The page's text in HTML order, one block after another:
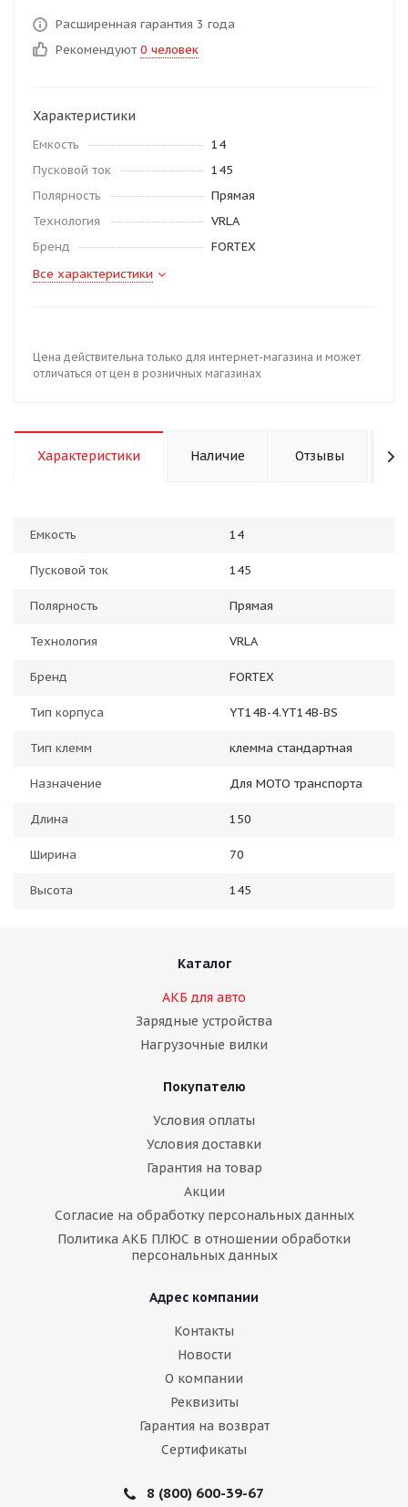
Расширенная гарантия 3 года
Рекомендуют 0 человек
Характеристики
Емкость
14
Пусковой ток
145
Полярность
Прямая
Технология
VRLA
Бренд
FORTEX
Все характеристики
Цена действительна только для интернет-магазина и может
отличаться от цен в розничных магазинах
Характеристики Наличие Отзывы
Емкость 14
Пусковой ток 145
Полярность Прямая
Технология VRLA
Бренд FORTEX
Тип корпуса YT14B-4.YT14B-BS
Тип клемм клемма стандартная
Назначение Для МОТО транспорта
Длина 150
Ширина 70
Высота 145
Каталог
АКБ для авто
Зарядные устройства
Нагрузочные вилки
Покупателю
Условия оплаты
Условия доставки
Гарантия на товар
Акции
Согласие на обработку персональных данных
Политика АКБ ПЛЮС в отношении обработки
персональных данных
Адрес компании
Контакты
Новости
О компании
Реквизиты
Гарантия на возврат
Сертификаты
8 (800) 600-39-67